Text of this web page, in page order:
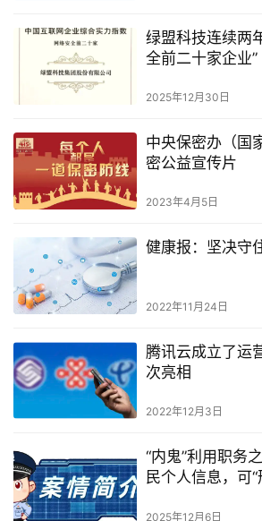
绿盟科技连续两
全前二十家企业”
2025年12月30日
中央保密办（国
密公益宣传片
2023年4月5日
健康报：坚决守
2022年11月24日
腾讯云成立了运
次亮相
2022年12月3日
“内鬼”利用职务
民个人信息，可“
2025年12月6日